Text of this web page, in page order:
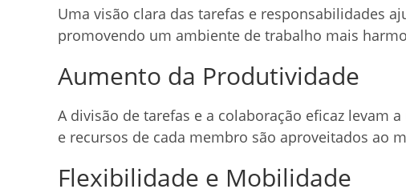
Uma visão clara das tarefas e responsabilidades
promovendo um ambiente de trabalho mais
Aumento da Produtividade
A divisão de tarefas e a colaboração eficaz levam
e recursos de cada membro são aproveitados ao
Flexibilidade e Mobilidade